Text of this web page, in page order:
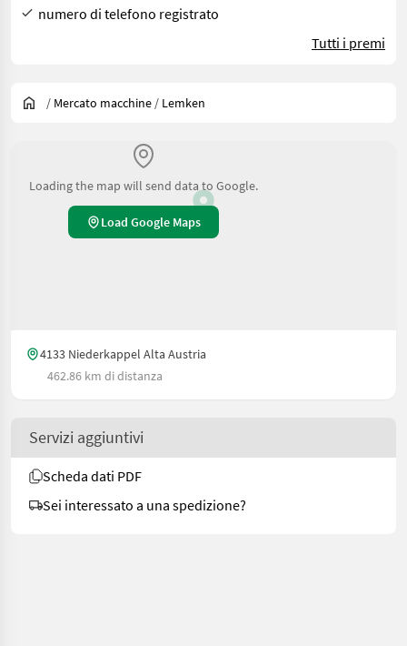
numero di telefono registrato
Tutti i premi
/ Mercato macchine / Lemken
Loading the map will send data to Google.
Load Google Maps
4133 Niederkappel Alta Austria
462.86 km di distanza
Servizi aggiuntivi
Scheda dati PDF
Sei interessato a una spedizione?